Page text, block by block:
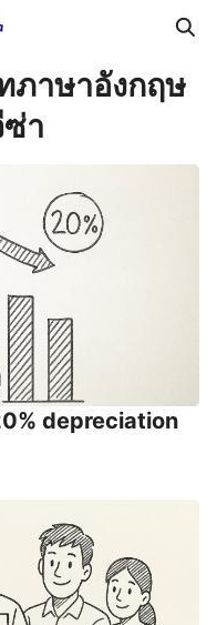
ภาษาอังกฤษ
า
depreciation